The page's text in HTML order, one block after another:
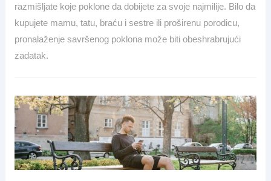
razmišljate koje poklone da dobijete za svoje najmilije. Bilo da
kupujete mamu, tatu, braću i sestre ili proširenu porodicu,
pronalaženje savršenog poklona može biti obeshrabrujući
zadatak.